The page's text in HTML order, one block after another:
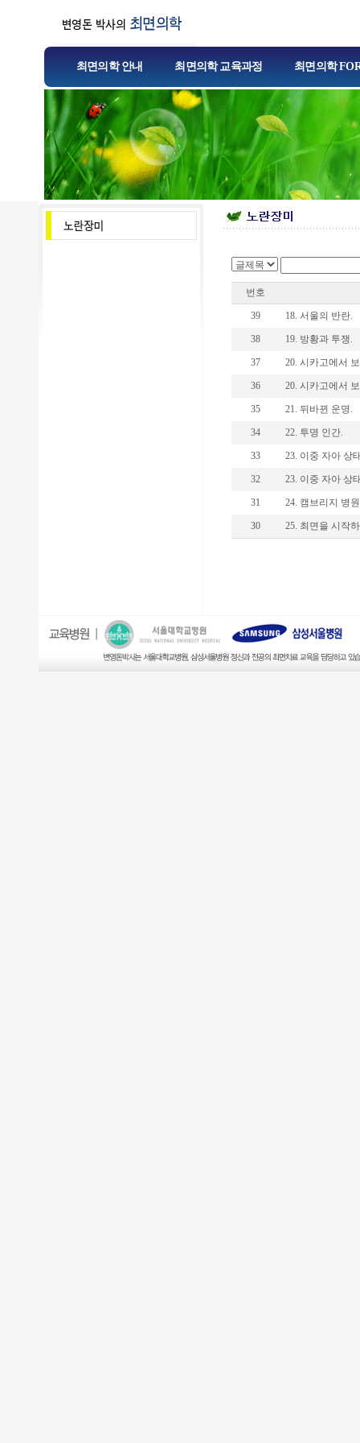
최면의학 안내 최면의학 교육과정 최면의학
번호
39 18. 서울의 반란.
38 19. 방황과 투쟁.
37 20. 시카고에서
36 20. 시카고에서
35 21. 뒤바뀐 운명.
34 22. 투명 인간.
33 23. 이중 자아 상
32 23. 이중 자아 상
31 24. 캠브리지 병
30 25. 최면을 시작